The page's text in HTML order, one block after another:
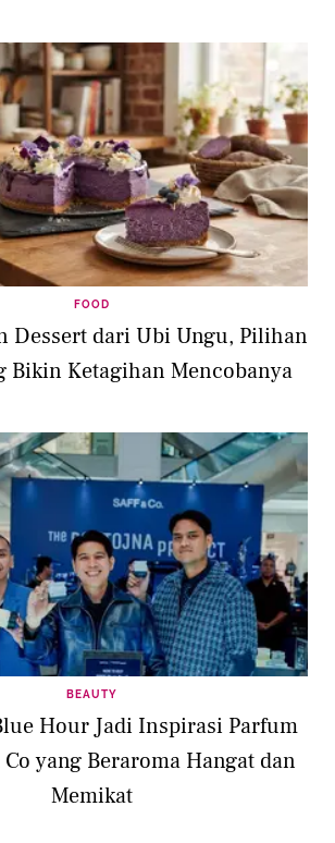
FOOD
Dessert dari Ubi Ungu, Pilihan
Bikin Ketagihan Mencobanya
BEAUTY
Hour Jadi Inspirasi Parfum
Co yang Beraroma Hangat dan
Memikat